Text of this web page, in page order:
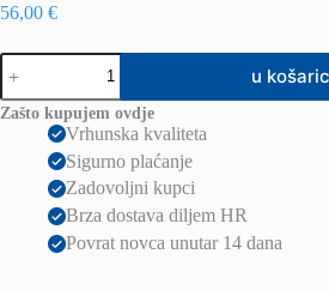
56,00 €
DAG
SQ
ugradna
Gips
količina
u
Zašto kupujem ovdje
Vrhunska kvaliteta
Sigurno plaćanje
Zadovoljni kupci
Brza dostava diljem HR
Povrat novca unutar 14 dana